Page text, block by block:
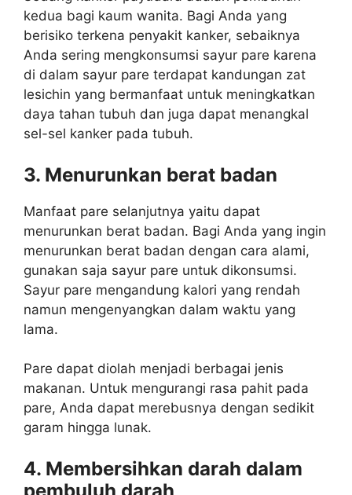
kedua bagi kaum wanita. Bagi Anda yang
berisiko terkena penyakit kanker, sebaiknya
Anda sering mengkonsumsi sayur pare karena
di dalam sayur pare terdapat kandungan zat
lesichin yang bermanfaat untuk meningkatkan
daya tahan tubuh dan juga dapat menangkal
sel-sel kanker pada tubuh.
3. Menurunkan berat badan
Manfaat pare selanjutnya yaitu dapat
menurunkan berat badan. Bagi Anda yang ingin
menurunkan berat badan dengan cara alami,
gunakan saja sayur pare untuk dikonsumsi.
Sayur pare mengandung kalori yang rendah
namun mengenyangkan dalam waktu yang
lama.
Pare dapat diolah menjadi berbagai jenis
makanan. Untuk mengurangi rasa pahit pada
pare, Anda dapat merebusnya dengan sedikit
garam hingga lunak.
4. Membersihkan darah dalam
pembuluh darah